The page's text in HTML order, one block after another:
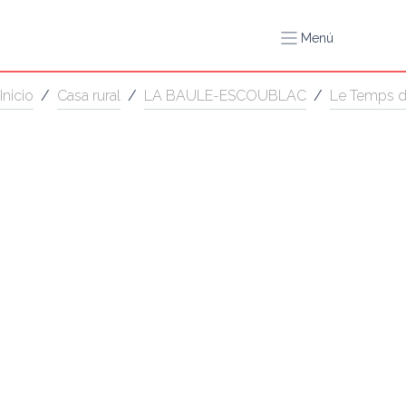
Menú
Inicio / Casa rural / LA BAULE-ESCOUBLAC / Le Temps